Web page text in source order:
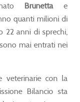
Brunettae
quanti milioni di
22 anni di sprechi,
mai entrati nei
veterinarie con la
Bilancio sta